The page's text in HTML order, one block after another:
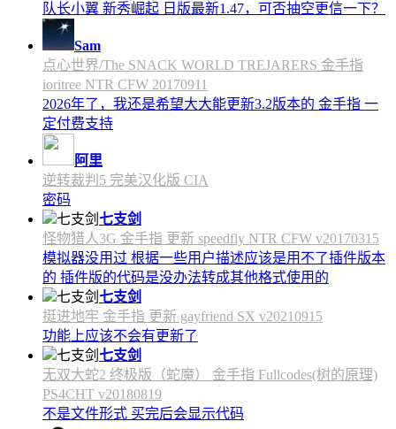
队长小翼 新秀崛起 日版最新1.47，可否抽空更信一下？
Sam
点心世界/The SNACK WORLD TREJARERS 金手指
ioritree NTR CFW 20170911
2026年了，我还是希望大大能更新3.2版本的 金手指 一
定付费支持
阿里
逆转裁判5 完美汉化版 CIA
密码
七支剑
怪物猎人3G 金手指 更新 speedfly NTR CFW v20170315
模拟器没用过 根据一些用户描述应该是用不了插件版本
的 插件版的代码是没办法转成其他格式使用的
七支剑
挺进地牢 金手指 更新 gayfriend SX v20210915
功能上应该不会有更新了
七支剑
无双大蛇2 终极版（蛇魔） 金手指 Fullcodes(树的原理)
PS4CHT v20180819
不是文件形式 买完后会显示代码